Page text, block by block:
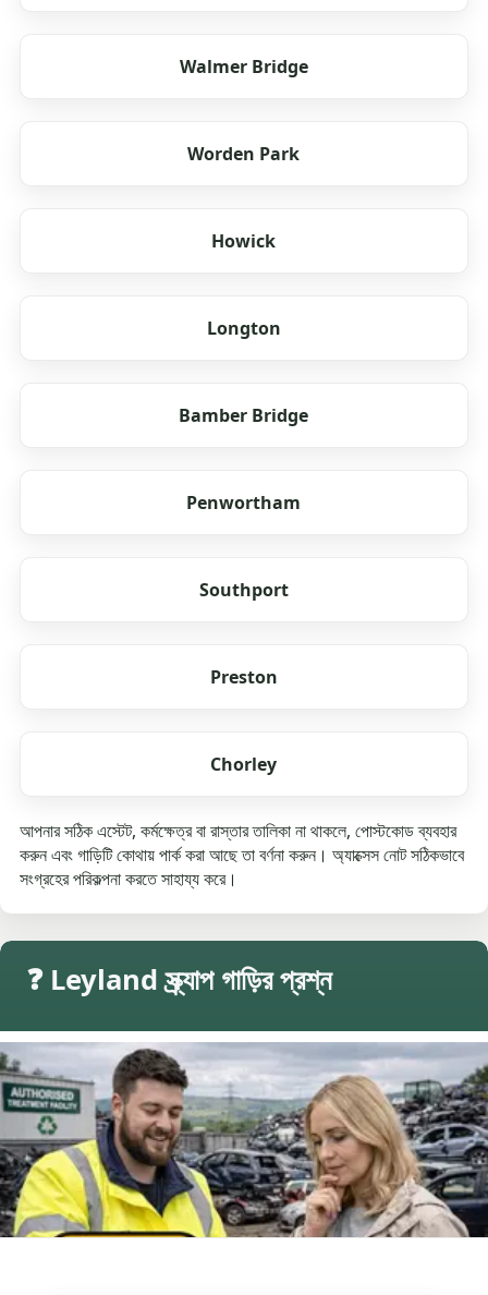
Walmer Bridge
Worden Park
Howick
Longton
Bamber Bridge
Penwortham
Southport
Preston
Chorley
আপনার সঠিক এস্টেট, কর্মক্ষেত্র বা রাস্তার তালিকা না থাকলে, পোস্টকোড ব্যবহার
করুন এবং গাড়িটি কোথায় পার্ক করা আছে তা বর্ণনা করুন। অ্যাক্সেস নোট সঠিকভাবে
সংগ্রহের পরিকল্পনা করতে সাহায্য করে।
❓ Leyland স্ক্র্যাপ গাড়ির প্রশ্ন